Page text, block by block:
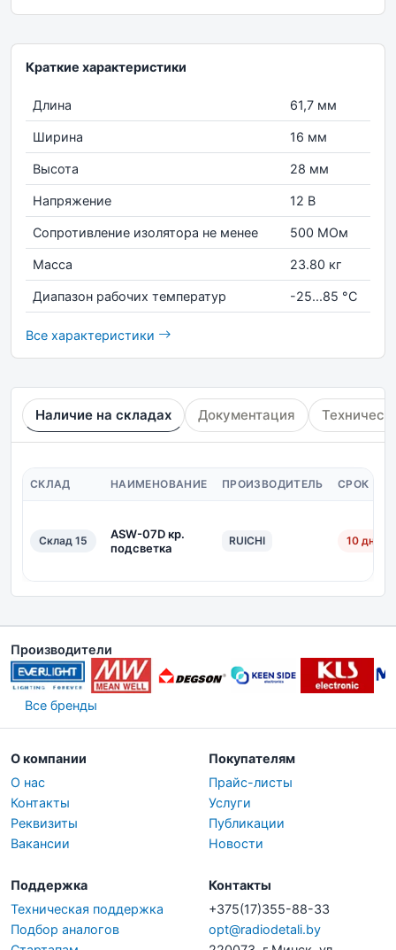
Краткие характеристики
Длина 61,7 мм
Ширина 16 мм
Высота 28 мм
Напряжение 12 В
Сопротивление изолятора не менее 500 МОм
Масса 23.80 кг
Диапазон рабочих температур -25...85 °С
Все характеристики
Наличие на складах Документация
СКЛАД НАИМЕНОВАНИЕ ПРОИЗВОДИТЕЛЬ СРОК
Склад 15
ASW-07D кр.
подсветка
RUICHI 10 дн.
Производители
Все бренды
О компании
О нас
Контакты
Реквизиты
Вакансии
Покупателям
Прайс-листы
Услуги
Публикации
Новости
Поддержка
Техническая поддержка
Подбор аналогов
Контакты
+375(17)355-88-33
opt@radiodetali.by